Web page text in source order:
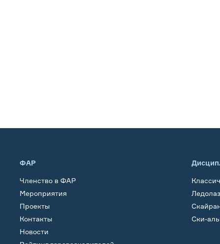
ФАР
Членство в ФАР
Мероприятия
Проекты
Контакты
Новости
Ски-